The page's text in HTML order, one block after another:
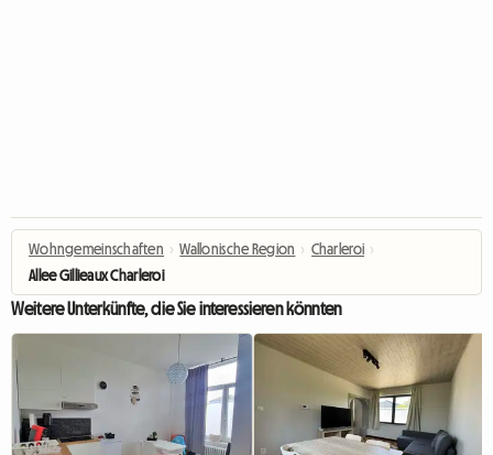
Wohngemeinschaften › Wallonische Region › Charleroi ›
Allee Gillieaux Charleroi
Weitere Unterkünfte, die Sie interessieren könnten